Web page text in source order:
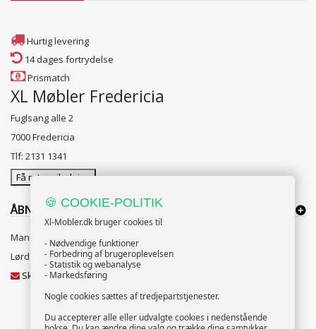
Hurtig levering
14 dages fortrydelse
Prismatch
XL Møbler Fredericia
Fuglsang alle 2
7000 Fredericia
Tlf: 2131 1341
Få rutevejledning
ÅBNINGSTIDER:
Mandag til Fredag 10:00 til 18:00
Lørdag og Søndag 10:00 til 16:00
Skriv til vores kundeservice
🍪 COOKIE-POLITIK
Xl-Mobler.dk bruger cookies til
- Nødvendige funktioner
- Forbedring af brugeroplevelsen
- Statistik og webanalyse
- Markedsføring
Nogle cookies sættes af tredjepartstjenester.
Du accepterer alle eller udvalgte cookies i nedenstående